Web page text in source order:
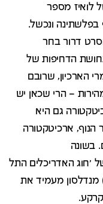
לואיז מספר
בפלשתינה ונכשל.
דרור בחר
הדחיפות של
הארכיון, שרובם
– הרי שכאן יש
גם היא
הנוף, ארכיטקטורה
בשונה
'חוג האדריכלים התל
בהובלת אריה שרון ואחרים, (10) מנדלסון מעמיד את